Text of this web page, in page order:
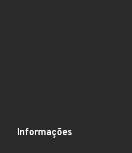
Informações